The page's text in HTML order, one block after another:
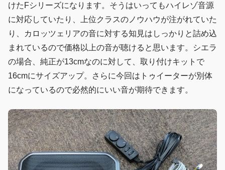
けたFシリーズになります。そうはいってもハイレゾ音源
に対応していたり、上位クラスのノウハウが注がれていた
り、カロッツェリアの音に対する知見はしっかりと詰め込
まれているので価格以上の音が聴けると思います。シエラ
の場合、純正が13cmなのに対して、取り付けキットで
16cmにサイズアップ。さらに今回はトゥイーターが別体
になっているので必然的にいい音が期待できます。